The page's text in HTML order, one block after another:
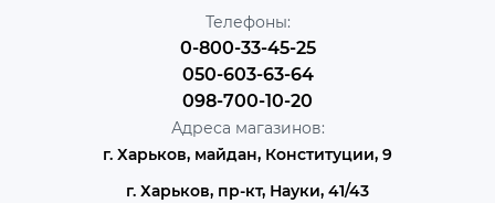
Телефоны:
0-800-33-45-25
050-603-63-64
098-700-10-20
Адреса магазинов:
г. Харьков, майдан, Конституции, 9
г. Харьков, пр-кт, Науки, 41/43